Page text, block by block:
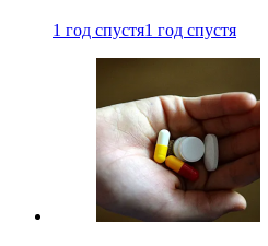
1 год спустя1 год спустя